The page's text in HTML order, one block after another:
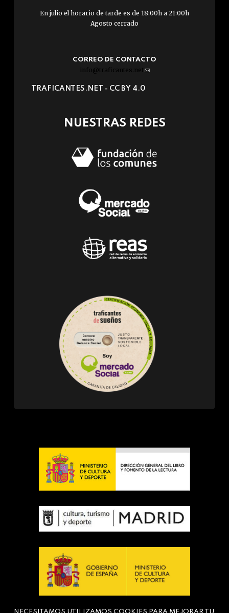
En julio el horario de tarde es de 18:00h a 21:00h
Agosto cerrado
CORREO DE CONTACTO
info@traficantes.net (link
e-
TRAFICANTES.NET - CC BY 4.0
NUESTRAS REDES